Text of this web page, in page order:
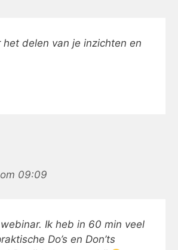
het delen van je inzichten en
09:09
Ik heb in 60 min veel
Do’s en Don’ts